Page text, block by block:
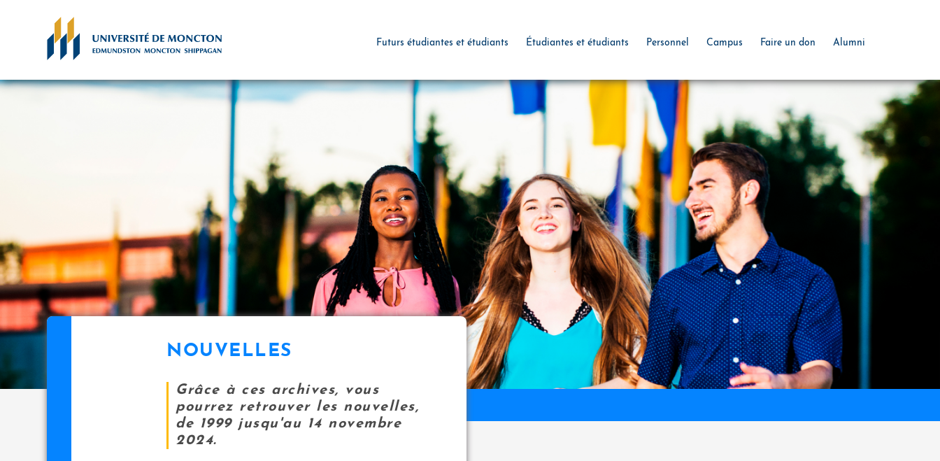
Futurs étudiantes et étudiants Étudiantes et étudiants Personnel Campus Faire un don Alumni
NOUVELLES
Grâce à ces archives, vous
pourrez retrouver les nouvelles,
de 1999 jusqu'au 14 novembre
2024.